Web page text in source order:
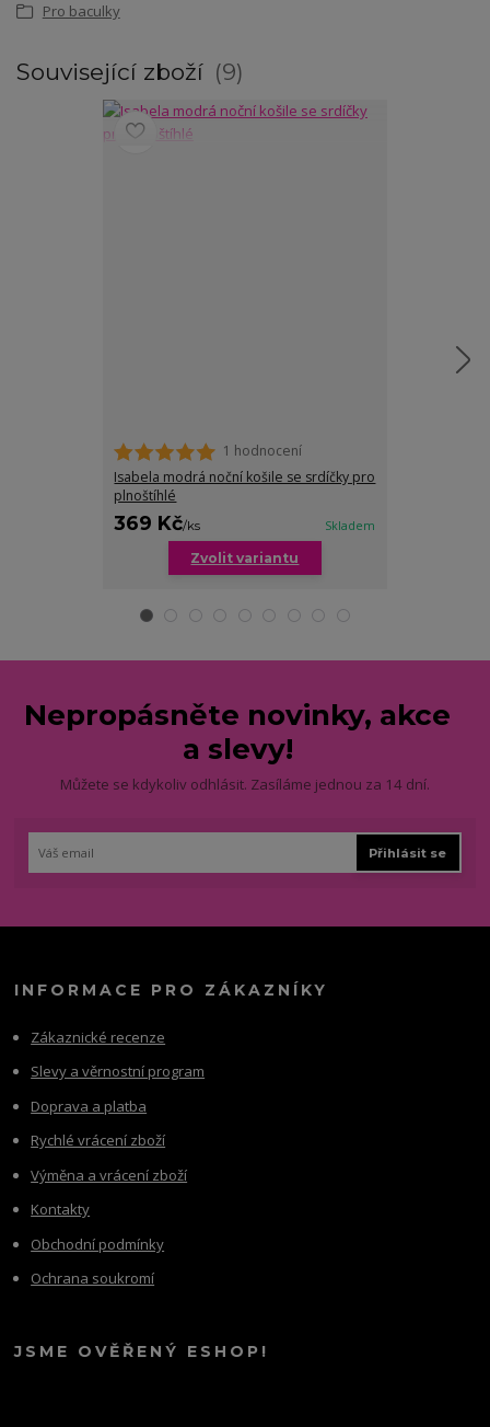
Pro baculky
Související zboží 9
1 hodnocení
Isabela modrá noční košile se srdíčky pro
plnoštíhlé
369 Kč/ks Skladem
Zvolit variantu
Nepropásněte novinky, akce
a slevy!
Můžete se kdykoliv odhlásit. Zasíláme jednou za 14 dní.
Přihlásit se
INFORMACE PRO ZÁKAZNÍKY
Zákaznické recenze
Slevy a věrnostní program
Doprava a platba
Rychlé vrácení zboží
Výměna a vrácení zboží
Kontakty
Obchodní podmínky
Ochrana soukromí
JSME OVĚŘENÝ ESHOP!